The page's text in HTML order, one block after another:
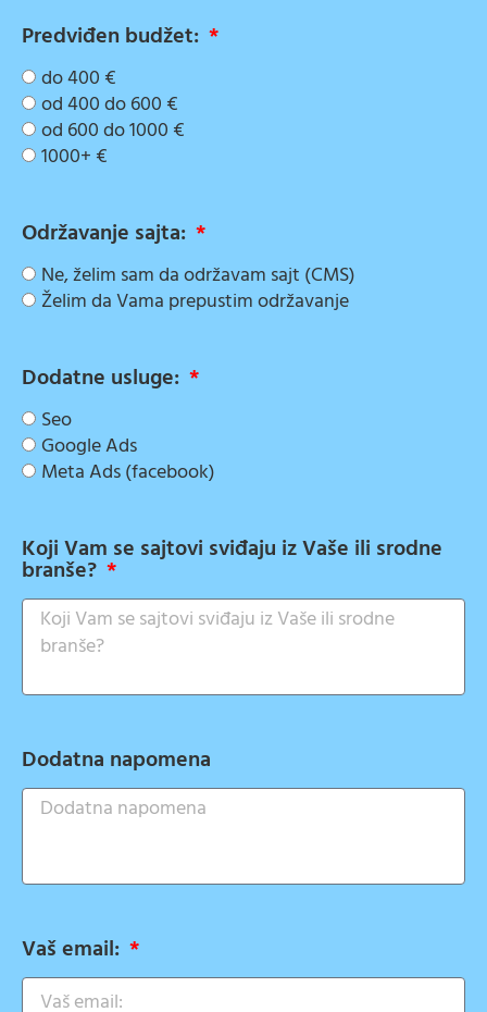
Predviđen budžet:
do 400 €
od 400 do 600 €
od 600 do 1000 €
1000+ €
Održavanje sajta:
Ne, želim sam da održavam sajt (CMS)
Želim da Vama prepustim održavanje
Dodatne usluge:
Seo
Google Ads
Meta Ads (facebook)
Koji Vam se sajtovi sviđaju iz Vaše ili srodne
branše?
Dodatna napomena
Vaš email: